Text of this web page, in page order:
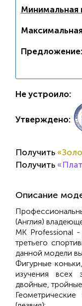
Минимальная
Предложение:
Не устроило:
Утверждено:
Получить
Получить
Описание
(Англия)
MK Professional
третьего
данной модели
Фигурные
изучения всех
двойные,